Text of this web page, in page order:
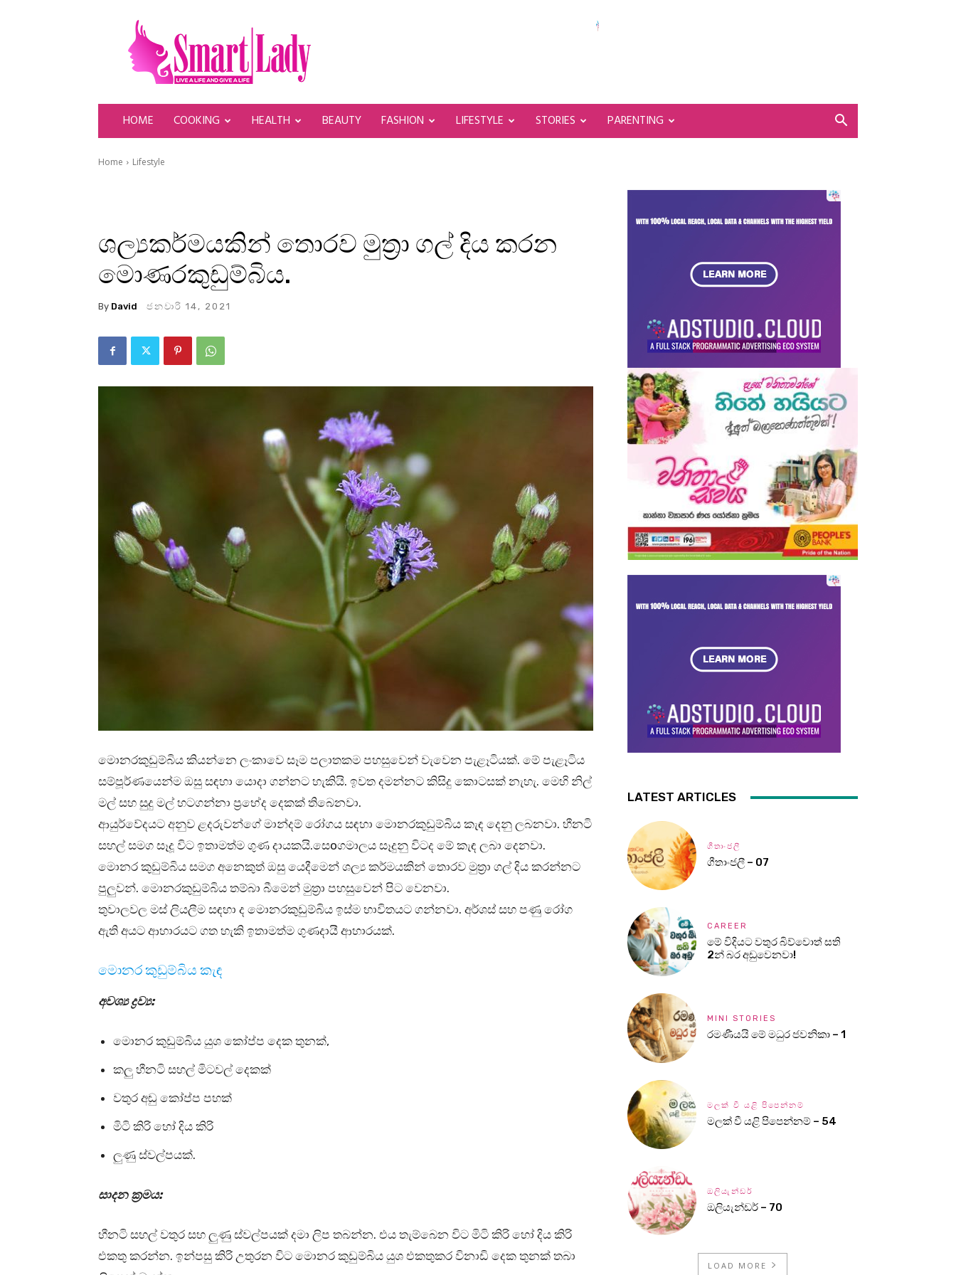
SmartLady
HOME COOKING HEALTH BEAUTY FASHION LIFESTYLE STORIES PARENTING
Home Lifestyle
ශල්‍යකර්මයකින් තොරව මුත්‍රා ගල් දිය කරන
මොණරකුඩුම්බිය.
By David ජනවාරි 14, 2021
මොනරකුඩුම්බිය කියන්නෙ ලංකාවෙ සෑම පලාතකම පහසුවෙන් වැවෙන පැළෑටියක්. මේ පැළෑටිය
සම්පූර්ණයෙන්ම ඔසු සඳහා යොදා ගන්නට හැකියි. ඉවත දමන්නට කිසිදු කොටසක් නැහැ. මෙහි නිල්
මල් සහ සුදු මල් හටගන්නා ප්‍රභේද දෙකක් තිබෙනවා.
ආයුර්වේදයට අනුව ළදරුවන්ගේ මාන්දම් රෝගය සඳහා මොනරකුඩුම්බිය කැඳ දෙනු ලබනවා. හීනටි
සහල් සමග සෑදූ විට ඉතාමත්ම ගුණ දායකයි.සෙoගමාලය සෑදුනු විටද මේ කැඳ ලබා දෙනවා.
මොනර කුඩුම්බිය සමග අනෙකුත් ඔසු යෙදීමෙන් ශල්‍ය කර්මයකින් තොරව මුත්‍රා ගල් දිය කරන්නට
පුලුවන්. මොනරකුඩුම්බිය තම්බා බීමෙන් මුත්‍රා පහසුවෙන් පිට වෙනවා.
තුවාලවල මස් ලියලීම සඳහා ද මොනරකුඩුම්බිය ඉස්ම භාවිතයට ගන්නවා. අර්ශස් සහ පණු රෝග
ඇති අයට ආහාරයට ගත හැකි ඉතාමත්ම ගුණදායී ආහාරයක්.
මොනර කුඩුම්බිය කැඳ
අවශ්‍ය ද්‍රව්‍ය:
මොනර කුඩුම්බිය යුශ කෝප්ප දෙක තුනක්,
කලු හීනටි සහල් මිටවල් දෙකක්
වතුර අඬු කෝප්ප පහක්
මිටි කිරි හෝ දිය කිරි
ලුණු ස්වල්පයක්.
සාදන ක්‍රමය:
හීනටි සහල් වතුර සහ ලුණු ස්වල්පයක් දමා ලිප තබන්න. එය තැම්බෙන විට මිටි කිරි හෝ දිය කිරි
එකතු කරන්න. ඉන්පසු කිරි උතුරන විට මොනර කුඩුම්බිය යුශ එකතුකර විනාඩි දෙක තුනක් තබා
LATEST ARTICLES
ගීතාංජලී
ගීතාංජලී – 07
CAREER
මේ විදියට වතුර බිව්වොත් සති
2න් බර අඩුවෙනවා!
MINI STORIES
රමණීයයි මේ මධුර ජවනිකා – 1
මලක් වී යළි පිපෙන්නම්
මලක් වී යළි පිපෙන්නම් – 54
ඔලියැන්ඩර්
ඔලියැන්ඩර් – 70
LOAD MORE